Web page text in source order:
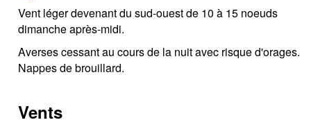
Vent léger devenant du sud-ouest de 10 à 15 noeuds
dimanche après-midi.
Averses cessant au cours de la nuit avec risque d'orages.
Nappes de brouillard.
Vents